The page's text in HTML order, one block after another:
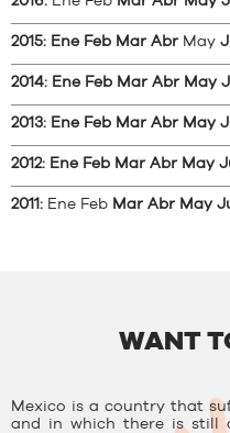
2015: Ene Feb Mar Abr May
2014: Ene Feb Mar Abr May
2013: Ene Feb Mar Abr May
2012: Ene Feb Mar Abr May
2011: Ene Feb Mar Abr May
WANT
Mexico is a country that
and in which there is still